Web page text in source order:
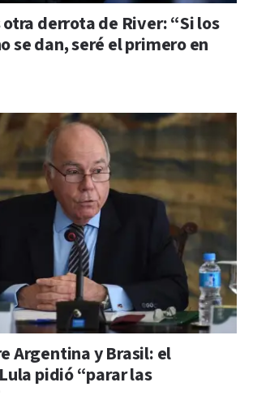
derrota de River: “Si los
se dan, seré el primero en
Argentina y Brasil: el
pidió “parar las